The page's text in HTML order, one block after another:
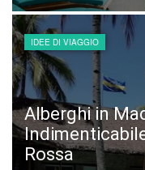
IDEE DI VIAGGIO
Alberghi in
Rossa